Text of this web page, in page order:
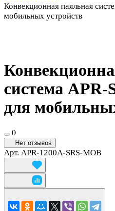
Конвекционная паяльная
мобильных устройств
система APR-
для
0
Нет отзывов
Арт. APR-1200A-SRS-MOB